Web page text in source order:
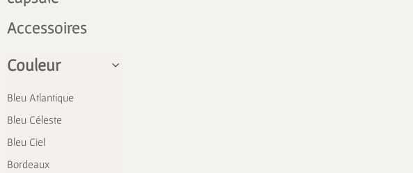
Accessoires
Couleur
Bleu Atlantique
Bleu Céleste
Bleu Ciel
Bordeaux